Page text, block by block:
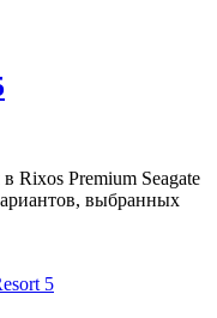
Rixos Premium Seagate
выбранных